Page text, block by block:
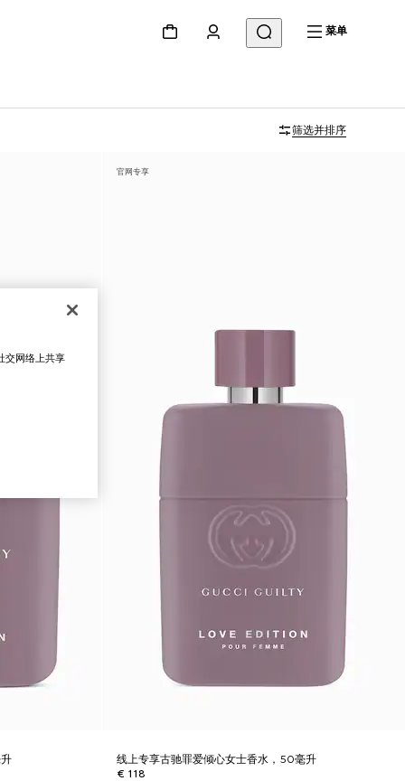
菜单
筛选并排序
官网专享
线上专享古驰罪爱倾心女士香水，50毫升
€ 118
交网络上共享